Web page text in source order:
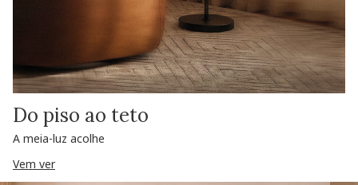
Do piso ao teto
A meia-luz acolhe
Vem ver